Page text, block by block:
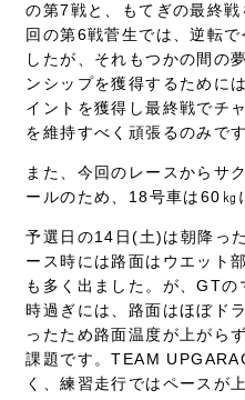
の第7戦と、もてぎの最終
回の第6戦菅生では、逆転
したが、それもつかの間の
ンシップを獲得するために
イントを獲得し最終戦でチ
を維持すべく頑張るのみです
また、今回のレースからサ
ールのため、18号車は60㎏
予選日の14日(土)は朝降っ
ース時には路面はウエット
も多く出ました。が、GT
時過ぎには、路面はほぼド
ったため路面温度が上がら
課題です。TEAM
く、練習走行ではペースが